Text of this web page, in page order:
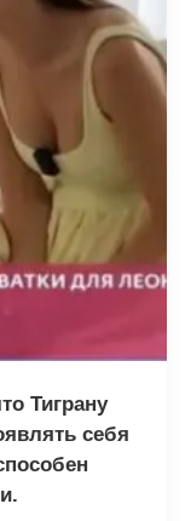
Тиграну
себя